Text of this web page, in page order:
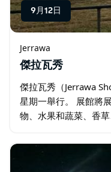
9月12日
Jerrawa
傑拉瓦秀
傑拉瓦秀（Jerrawa
星期一舉行。 展館將
物、水果和蔬菜、香
看擂台賽事。 …